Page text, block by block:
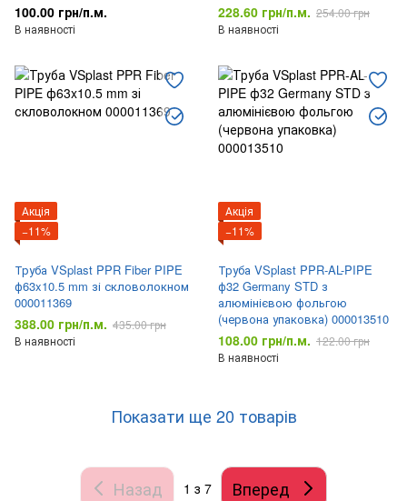
100.00 грн/п.м.
В наявності
228.60 грн/п.м. 254.00 грн
В наявності
Акція
−11%
Труба VSplast PPR Fiber PIPE
ф63x10.5 mm зі скловолокном
000011369
388.00 грн/п.м. 435.00 грн
В наявності
Акція
−11%
Труба VSplast PPR-AL-PIPE
ф32 Germany STD з
алюмінієвою фольгою
(червона упаковка) 000013510
108.00 грн/п.м. 122.00 грн
В наявності
Показати ще 20 товарів
Назад 1 з 7 Вперед